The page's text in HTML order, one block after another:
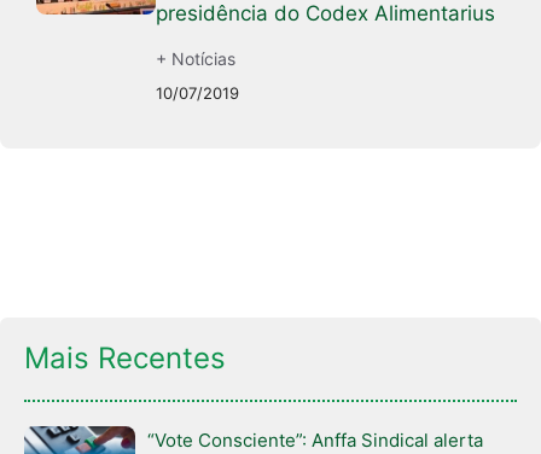
presidência do Codex Alimentarius
+ Notícias
10/07/2019
Mais Recentes
“Vote Consciente”: Anffa Sindical alerta